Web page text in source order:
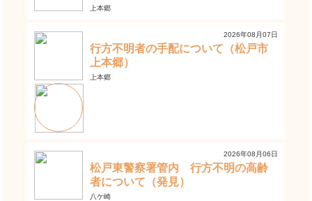
上本郷
2026年08月07日
行方不明者の手配について（松戸市
上本郷）
上本郷
2026年08月06日
松戸東警察署管内 行方不明の高齢
者について（発見）
八ケ崎